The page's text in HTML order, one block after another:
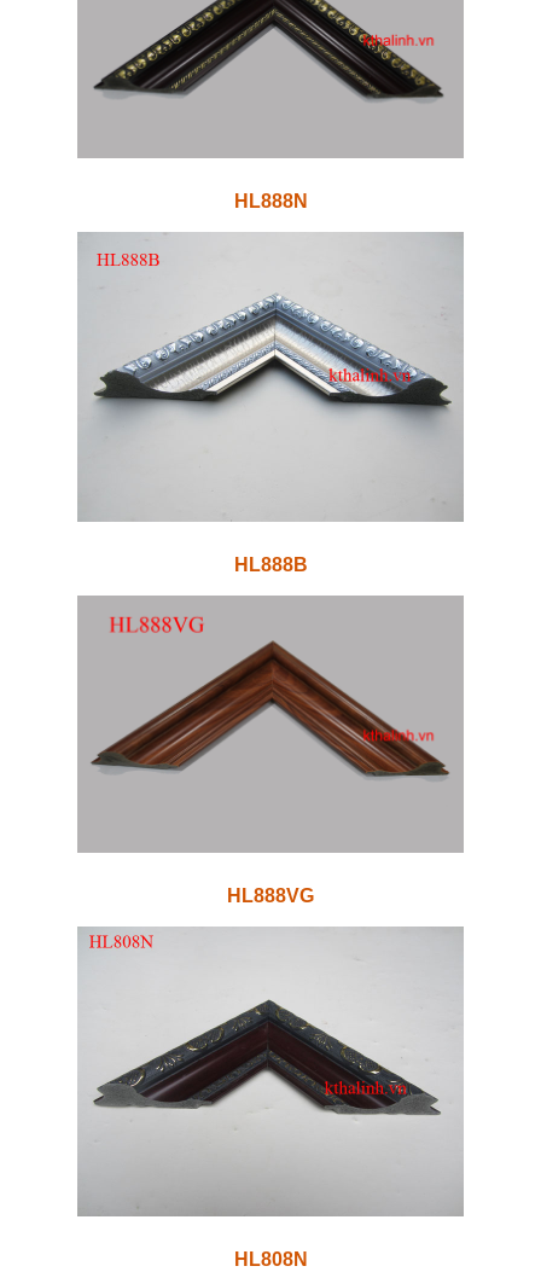
HL888N
HL888B
HL888VG
HL808N